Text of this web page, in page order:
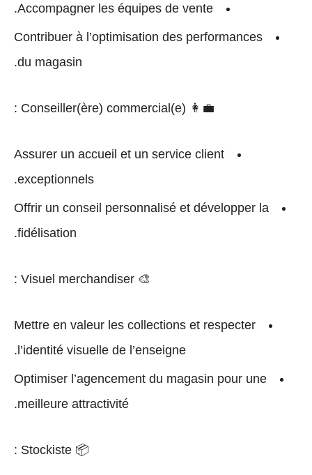
Accompagner les équipes de vente.
Contribuer à l’optimisation des performances
du magasin.
👩‍💼
Conseiller(ère) commercial(e)
:
Assurer un accueil et un service client
exceptionnels
.
Offrir un conseil personnalisé et développer la
fidélisation.
🎨
Visuel merchandiser
:
Mettre en valeur les collections et respecter
l’identité visuelle de l’enseigne.
Optimiser l’agencement du magasin pour une
meilleure attractivité.
📦
Stockiste
: